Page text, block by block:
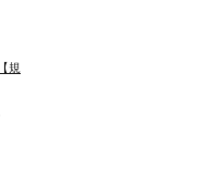
【規